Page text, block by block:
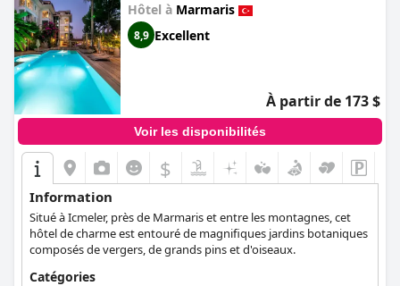
Hôtel à Marmaris
8,9 Excellent
À partir de 173 $
Voir les disponibilités
$
Information
Situé à Icmeler, près de Marmaris et entre les montagnes, cet
hôtel de charme est entouré de magnifiques jardins botaniques
composés de vergers, de grands pins et d'oiseaux.
Catégories